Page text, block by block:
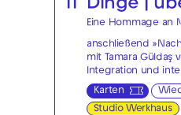
11 Dinge |
Eine Hommage an
anschließend
mit Tamara Güldaş
Integration und
Karten
Studio Werkhaus